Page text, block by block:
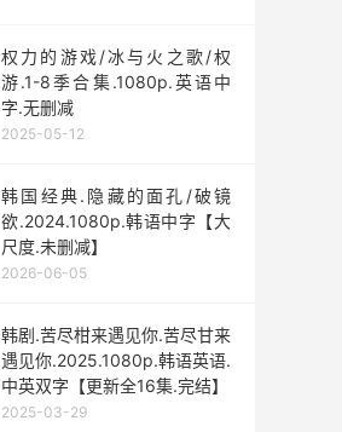
权力的游戏/冰与火之歌/权
游.1-8季合集.1080p.英语中
字.无删减
2025-05-12
韩国经典.隐藏的面孔/破镜
欲.2024.1080p.韩语中字【大
尺度.未删减】
2026-06-05
韩剧.苦尽柑来遇见你.苦尽甘来
遇见你.2025.1080p.韩语英语.
中英双字【更新全16集.完结】
2025-03-29